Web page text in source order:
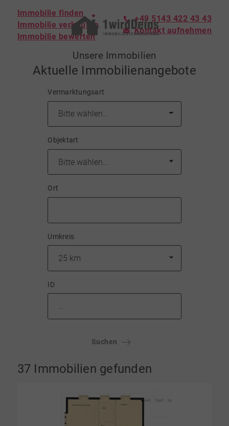
Immobilie finden
Immobilie verkaufen
Immobilie bewerten
+49 5143 422 43 43
Kontakt aufnehmen
Unsere Immobilien
Aktuelle Immobilienangebote
Vermarktungsart
Objektart
Ort
Umkreis
ID
Suchen
37 Immobilien gefunden